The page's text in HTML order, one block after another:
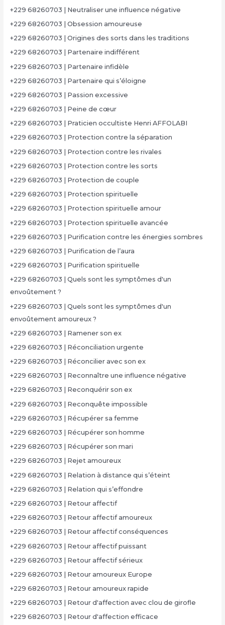
+229 68260703 | Neutraliser une influence négative
+229 68260703 | Obsession amoureuse
+229 68260703 | Origines des sorts dans les traditions
+229 68260703 | Partenaire indifférent
+229 68260703 | Partenaire infidèle
+229 68260703 | Partenaire qui s’éloigne
+229 68260703 | Passion excessive
+229 68260703 | Peine de cœur
+229 68260703 | Praticien occultiste Henri AFFOLABI
+229 68260703 | Protection contre la séparation
+229 68260703 | Protection contre les rivales
+229 68260703 | Protection contre les sorts
+229 68260703 | Protection de couple
+229 68260703 | Protection spirituelle
+229 68260703 | Protection spirituelle amour
+229 68260703 | Protection spirituelle avancée
+229 68260703 | Purification contre les énergies sombres
+229 68260703 | Purification de l’aura
+229 68260703 | Purification spirituelle
+229 68260703 | Quels sont les symptômes d'un
envoûtement ?
+229 68260703 | Quels sont les symptômes d'un
envoûtement amoureux ?
+229 68260703 | Ramener son ex
+229 68260703 | Réconciliation urgente
+229 68260703 | Réconcilier avec son ex
+229 68260703 | Reconnaître une influence négative
+229 68260703 | Reconquérir son ex
+229 68260703 | Reconquête impossible
+229 68260703 | Récupérer sa femme
+229 68260703 | Récupérer son homme
+229 68260703 | Récupérer son mari
+229 68260703 | Rejet amoureux
+229 68260703 | Relation à distance qui s’éteint
+229 68260703 | Relation qui s’effondre
+229 68260703 | Retour affectif
+229 68260703 | Retour affectif amoureux
+229 68260703 | Retour affectif conséquences
+229 68260703 | Retour affectif puissant
+229 68260703 | Retour affectif sérieux
+229 68260703 | Retour amoureux Europe
+229 68260703 | Retour amoureux rapide
+229 68260703 | Retour d'affection avec clou de girofle
+229 68260703 | Retour d'affection efficace